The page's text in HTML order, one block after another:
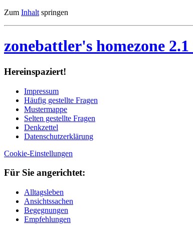
Zum Inhalt springen
zonebattler's homezone 2.1
Her­ein­spa­ziert!
Im­pres­sum
Häu­fig ge­stell­te Fra­gen
Mu­ster­map­pe
Sel­ten ge­stell­te Fra­gen
Denk­zet­tel
Da­ten­schutz­er­klä­rung
Cookie-Einstellungen
Für Sie an­ge­rich­tet:
Alltagsleben
Ansichtssachen
Begegnungen
Empfehlungen